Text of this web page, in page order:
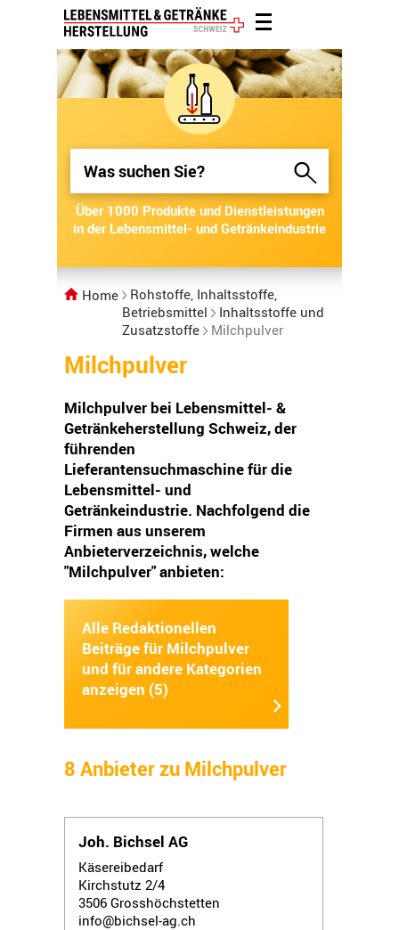
Über 1000 Produkte und Dienstleistungen
in der Lebensmittel- und Getränkeindustrie
Über 1000 Produkte und Dienstleistungen
in der Lebensmittel- und Getränkeindustrie
Home
Rohstoffe, Inhaltsstoffe,
Betriebsmittel
Inhaltsstoffe und
Zusatzstoffe Milchpulver
Milchpulver
Milchpulver bei Lebensmittel- &
Getränkeherstellung Schweiz, der
führenden
Lieferantensuchmaschine für die
Lebensmittel- und
Getränkeindustrie. Nachfolgend die
Firmen aus unserem
Anbieterverzeichnis, welche
"Milchpulver" anbieten:
Alle Redaktionellen
Beiträge für Milchpulver
und für andere Kategorien
anzeigen (5)
8 Anbieter zu Milchpulver
Joh. Bichsel AG
Käsereibedarf
Kirchstutz 2/4
3506 Grosshöchstetten
info@bichsel-ag.ch